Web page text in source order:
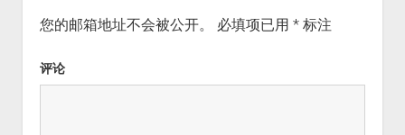
您的邮箱地址不会被公开。 必填项已用 *标注
评论